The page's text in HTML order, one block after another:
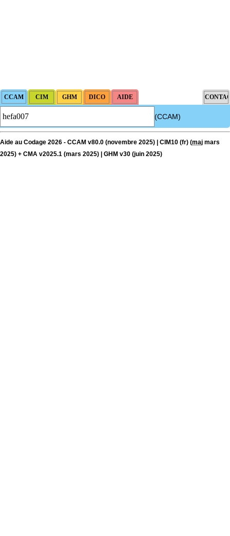
(CCAM)
Aide au Codage 2026 - CCAM v80.0 (novembre 2025) | CIM10 (fr) (maj mars
2025) + CMA v2025.1 (mars 2025) | GHM v30 (juin 2025)